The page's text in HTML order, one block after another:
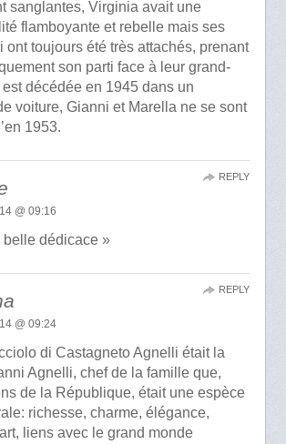
sanglantes, Virginia avait une
flamboyante et rebelle mais ses
ont toujours été très attachés, prenant
son parti face à leur grand-
décédée en 1945 dans un
voiture, Gianni et Marella ne se sont
1953.
@ 09:16
belle dédicace »
REPLY
@ 09:24
di Castagneto Agnelli était la
Agnelli, chef de la famille que,
de la République, était une espèce
richesse, charme, élégance,
liens avec le grand monde
REPLY